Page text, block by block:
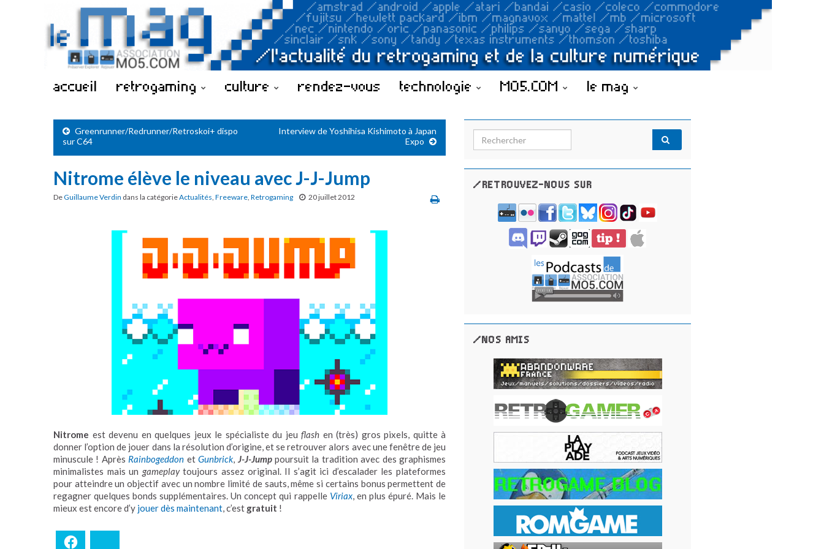
accueil retrogaming culture rendez-vous technologie MO5.COM le mag
Greenrunner/Redrunner/Retroskoi+ dispo
sur C64
Interview de Yoshihisa Kishimoto à Japan
Expo
Nitrome élève le niveau avec J-J-Jump
DeGuillaume Verdin dans la catégorieActualités, Freeware, Retrogaming 20 juillet 2012
Nitrome est devenu en quelques jeux le spécialiste du jeu flash en (très) gros pixels, quitte à
donner l’option de jouer dans la résolution d’origine, et se retrouver alors avec une fenêtre de jeu
minuscule ! Après Rainbogeddon etGunbrick, J-J-Jump poursuit la tradition avec des graphismes
minimalistes mais un gameplaytoujours assez original. Il s’agit ici d’escalader les plateformes
pour atteindre un objectif avec un nombre limité de sauts, même si certains bonus permettent de
regagner quelques bonds supplémentaires. Un concept qui rappelle Viriax, en plus épuré. Mais le
mieux est encore d’y jouer dès maintenant, c’est gratuit !
Search for:
/RETROUVEZ-NOUS SUR
/NOS AMIS